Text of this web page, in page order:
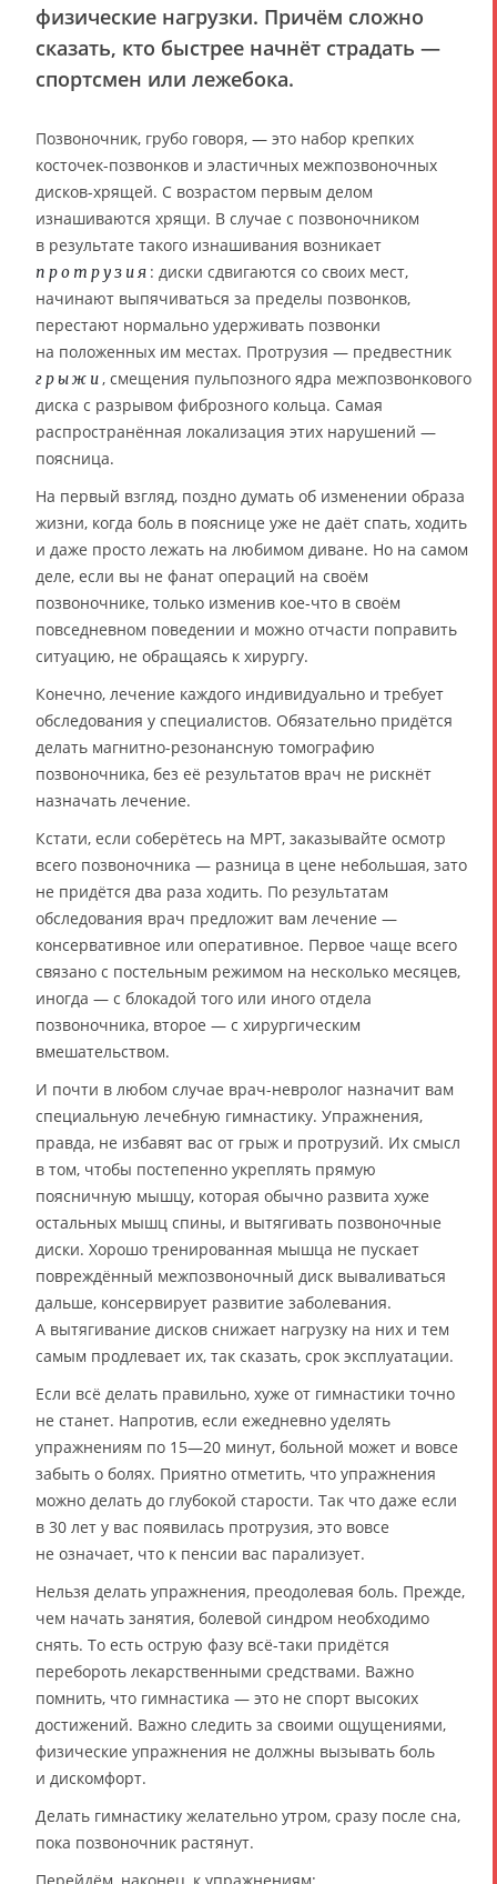
физические нагрузки. Причём сложно
сказать, кто быстрее начнёт страдать —
спортсмен или лежебока.
Позвоночник, грубо говоря, — это набор крепких
косточек-позвонков и эластичных межпозвоночных
дисков-хрящей. С возрастом первым делом
изнашиваются хрящи. В случае с позвоночником
в результате такого изнашивания возникает
протрузия : диски сдвигаются со своих мест,
начинают выпячиваться за пределы позвонков,
перестают нормально удерживать позвонки
на положенных им местах. Протрузия — предвестник
грыжи , смещения пульпозного ядра межпозвонкового
диска с разрывом фиброзного кольца. Самая
распространённая локализация этих нарушений —
поясница.
На первый взгляд, поздно думать об изменении образа
жизни, когда боль в пояснице уже не даёт спать, ходить
и даже просто лежать на любимом диване. Но на самом
деле, если вы не фанат операций на своём
позвоночнике, только изменив кое-что в своём
повседневном поведении и можно отчасти поправить
ситуацию, не обращаясь к хирургу.
Конечно, лечение каждого индивидуально и требует
обследования у специалистов. Обязательно придётся
делать магнитно-резонансную томографию
позвоночника, без её результатов врач не рискнёт
назначать лечение.
Кстати, если соберётесь на МРТ, заказывайте осмотр
всего позвоночника — разница в цене небольшая, зато
не придётся два раза ходить. По результатам
обследования врач предложит вам лечение —
консервативное или оперативное. Первое чаще всего
связано с постельным режимом на несколько месяцев,
иногда — с блокадой того или иного отдела
позвоночника, второе — с хирургическим
вмешательством.
И почти в любом случае врач-невролог назначит вам
специальную лечебную гимнастику. Упражнения,
правда, не избавят вас от грыж и протрузий. Их смысл
в том, чтобы постепенно укреплять прямую
поясничную мышцу, которая обычно развита хуже
остальных мышц спины, и вытягивать позвоночные
диски. Хорошо тренированная мышца не пускает
повреждённый межпозвоночный диск вываливаться
дальше, консервирует развитие заболевания.
А вытягивание дисков снижает нагрузку на них и тем
самым продлевает их, так сказать, срок эксплуатации.
Если всё делать правильно, хуже от гимнастики точно
не станет. Напротив, если ежедневно уделять
упражнениям по 15—20 минут, больной может и вовсе
забыть о болях. Приятно отметить, что упражнения
можно делать до глубокой старости. Так что даже если
в 30 лет у вас появилась протрузия, это вовсе
не означает, что к пенсии вас парализует.
Нельзя делать упражнения, преодолевая боль. Прежде,
чем начать занятия, болевой синдром необходимо
снять. То есть острую фазу всё-таки придётся
перебороть лекарственными средствами. Важно
помнить, что гимнастика — это не спорт высоких
достижений. Важно следить за своими ощущениями,
физические упражнения не должны вызывать боль
и дискомфорт.
Делать гимнастику желательно утром, сразу после сна,
пока позвоночник растянут.
Перейдём, наконец, к упражнениям: